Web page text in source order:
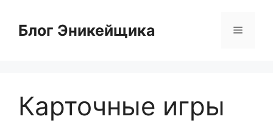
содержимому
Блог Эникейщика Меню
Карточные игры